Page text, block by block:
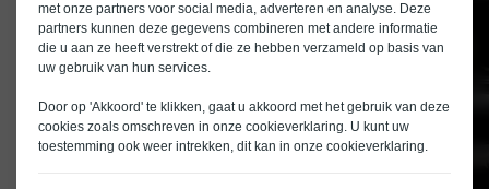
met onze partners voor social media, adverteren en analyse. Deze
partners kunnen deze gegevens combineren met andere informatie
die u aan ze heeft verstrekt of die ze hebben verzameld op basis van
uw gebruik van hun services.
Door op 'Akkoord' te klikken, gaat u akkoord met het gebruik van deze
cookies zoals omschreven in onze cookieverklaring. U kunt uw
toestemming ook weer intrekken, dit kan in onze cookieverklaring.
Nieuwenhuijse
E-mailadres